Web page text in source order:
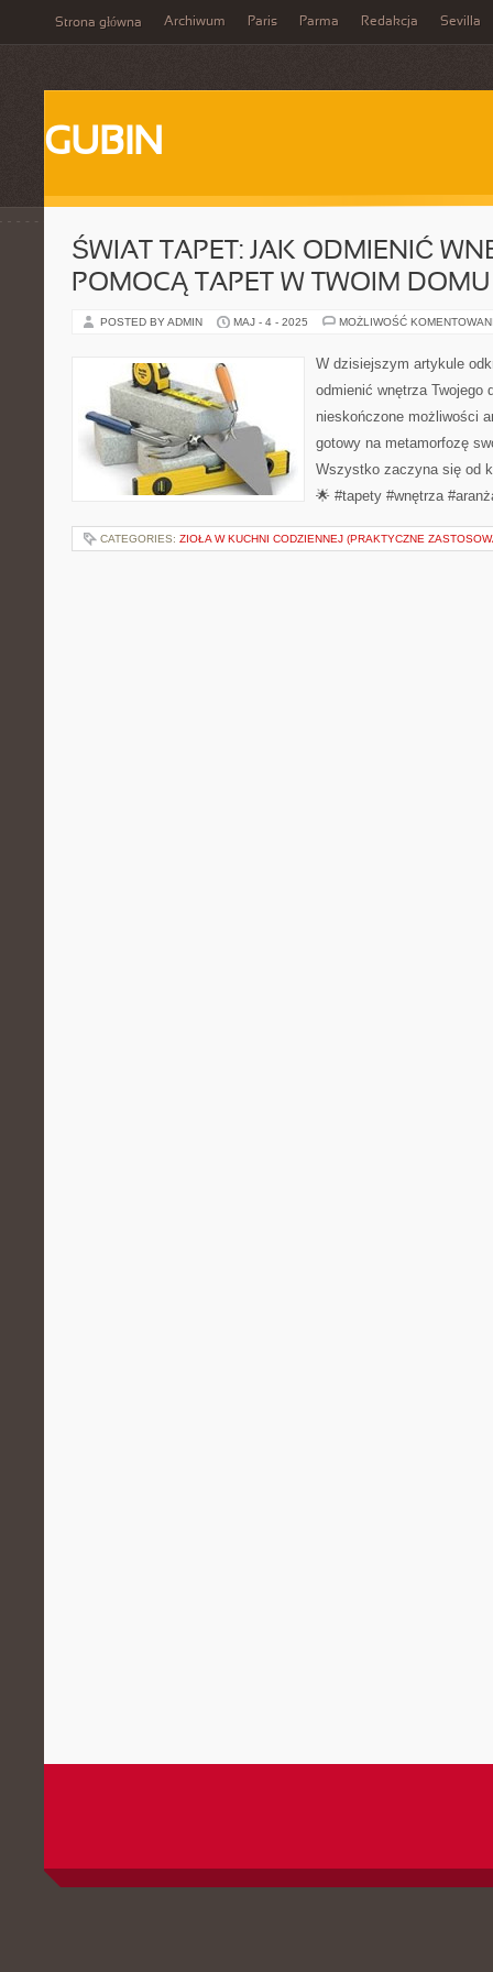
Strona główna Archiwum Paris Parma Redakcja Sevilla
GUBIN
ŚWIAT TAPET: JAK ODMIENIĆ
POMOCĄ TAPET W TWOIM DOMU
POSTED BY ADMIN MAJ - 4 - 2025 MOŻLIWOŚĆ
W dzisiejszym artykule
odmienić wnętrza Twojego
nieskończone możliwości
gotowy na metamorfozę
Wszystko zaczyna się od
🌟 #tapety #wnętrza
CATEGORIES: ZIOŁA W KUCHNI CODZIENNEJ (PRAKTYCZNE